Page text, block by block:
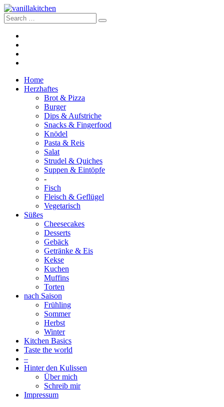
Home
Herzhaftes
Brot & Pizza
Burger
Dips & Aufstriche
Snacks & Fingerfood
Knödel
Pasta & Reis
Salat
Strudel & Quiches
Suppen & Eintöpfe
-
Fisch
Fleisch & Geflügel
Vegetarisch
Süßes
Cheesecakes
Desserts
Gebäck
Getränke & Eis
Kekse
Kuchen
Muffins
Torten
nach Saison
Frühling
Sommer
Herbst
Winter
Kitchen Basics
Taste the world
–
Hinter den Kulissen
Über mich
Schreib mir
Impressum